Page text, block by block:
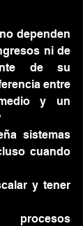
dependen
ni de
de su
entre
y un
sistemas
cuando
y tener